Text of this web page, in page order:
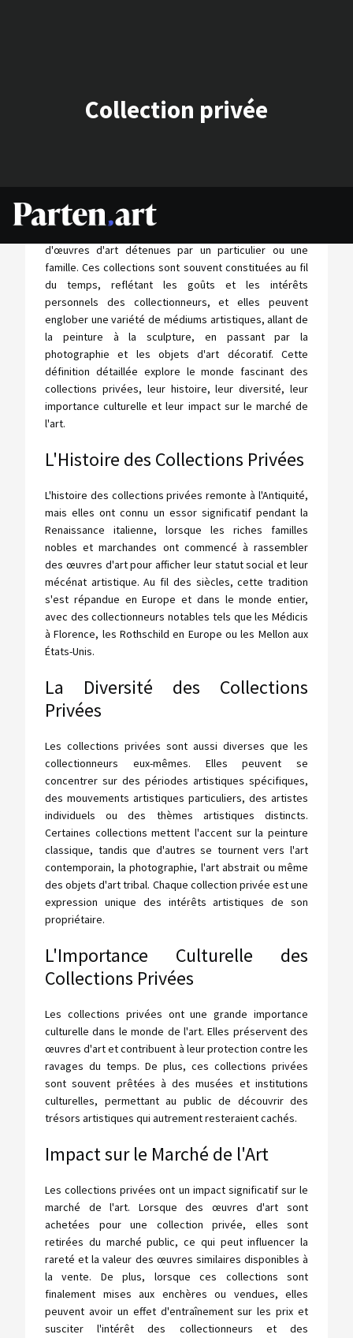
Collection privée
Une collection privée, dans le domaine de l'art,
d'œuvres d'art détenues par un particulier ou une
famille. Ces collections sont souvent constituées au fil
du temps, reflétant les goûts et les intérêts
personnels des collectionneurs, et elles peuvent
englober une variété de médiums artistiques, allant de
la peinture à la sculpture, en passant par la
photographie et les objets d'art décoratif. Cette
définition détaillée explore le monde fascinant des
collections privées, leur histoire, leur diversité, leur
importance culturelle et leur impact sur le marché de
l'art.
L'Histoire des Collections Privées
L'histoire des collections privées remonte à l'Antiquité,
mais elles ont connu un essor significatif pendant la
Renaissance italienne, lorsque les riches familles
nobles et marchandes ont commencé à rassembler
des œuvres d'art pour afficher leur statut social et leur
mécénat artistique. Au fil des siècles, cette tradition
s'est répandue en Europe et dans le monde entier,
avec des collectionneurs notables tels que les Médicis
à Florence, les Rothschild en Europe ou les Mellon aux
États-Unis.
La Diversité des Collections
Privées
Les collections privées sont aussi diverses que les
collectionneurs eux-mêmes. Elles peuvent se
concentrer sur des périodes artistiques spécifiques,
des mouvements artistiques particuliers, des artistes
individuels ou des thèmes artistiques distincts.
Certaines collections mettent l'accent sur la peinture
classique, tandis que d'autres se tournent vers l'art
contemporain, la photographie, l'art abstrait ou même
des objets d'art tribal. Chaque collection privée est une
expression unique des intérêts artistiques de son
propriétaire.
L'Importance Culturelle des
Collections Privées
Les collections privées ont une grande importance
culturelle dans le monde de l'art. Elles préservent des
œuvres d'art et contribuent à leur protection contre les
ravages du temps. De plus, ces collections privées
sont souvent prêtées à des musées et institutions
culturelles, permettant au public de découvrir des
trésors artistiques qui autrement resteraient cachés.
Impact sur le Marché de l'Art
Les collections privées ont un impact significatif sur le
marché de l'art. Lorsque des œuvres d'art sont
achetées pour une collection privée, elles sont
retirées du marché public, ce qui peut influencer la
rareté et la valeur des œuvres similaires disponibles à
la vente. De plus, lorsque ces collections sont
finalement mises aux enchères ou vendues, elles
peuvent avoir un effet d'entraînement sur les prix et
susciter l'intérêt des collectionneurs et des